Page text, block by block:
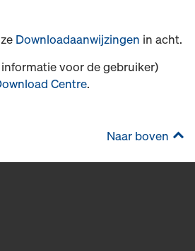
Downloadaanwijzingen in acht.
voor de gebruiker)
Centre.
Naar boven